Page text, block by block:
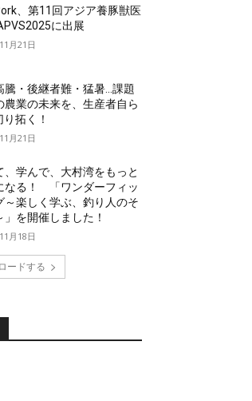
、第11回アジア養豚獣医
に出展
月21日
騰・後継者難・猛暑…課題
農業の未来を、生産者自ら
拓く！
月21日
、学んで、大村湾をもっと
なる！ 「ワンダーフィッ
～楽しく学ぶ、釣り人のそ
」を開催しました！
月18日
ードする